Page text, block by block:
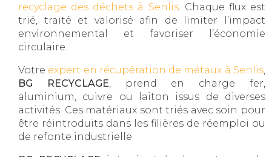
recyclage des déchets à Senlis. Chaque flux est
trié, traité et valorisé afin de limiter l’impact
environnemental et favoriser l’économie
circulaire.
Votre expert en récupération de métaux à Senlis,
BG RECYCLAGE, prend en charge fer,
aluminium, cuivre ou laiton issus de diverses
activités. Ces matériaux sont triés avec soin pour
être réintroduits dans les filières de réemploi ou
de refonte industrielle.